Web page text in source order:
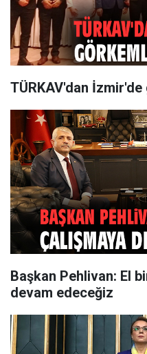
TÜRKAV'dan
Başkan Pehlivan: El
devam edeceğiz